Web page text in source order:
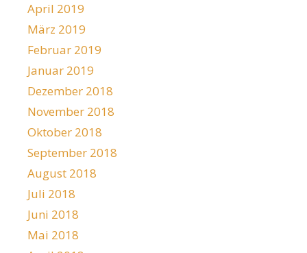
April 2019
März 2019
Februar 2019
Januar 2019
Dezember 2018
November 2018
Oktober 2018
September 2018
August 2018
Juli 2018
Juni 2018
Mai 2018